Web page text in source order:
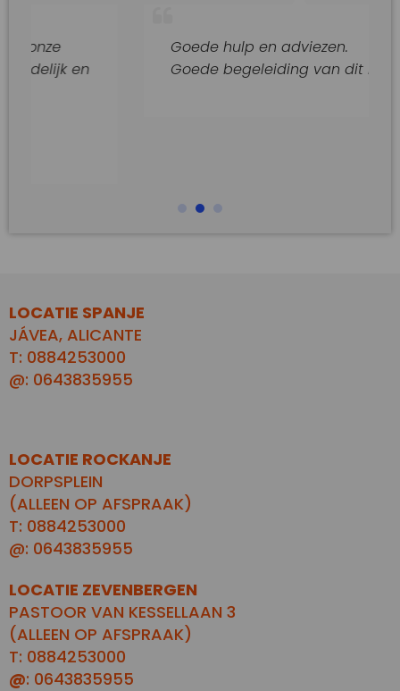
Goede hulp en adviezen.
Goede begeleiding van dit kantoor
LOCATIE SPANJE
JÁVEA, ALICANTE
T: 0884253000
@: 0643835955
LOCATIE ROCKANJE
DORPSPLEIN
(ALLEEN OP AFSPRAAK)
T: 0884253000
@: 0643835955
LOCATIE ZEVENBERGEN
PASTOOR VAN KESSELLAAN 3
(ALLEEN OP AFSPRAAK)
T: 0884253000
@: 0643835955